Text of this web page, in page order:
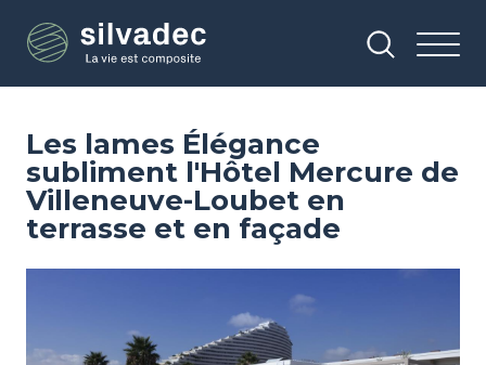
contenu
Les lames Élégance
subliment l'Hôtel Mercure de
Villeneuve-Loubet en
terrasse et en façade